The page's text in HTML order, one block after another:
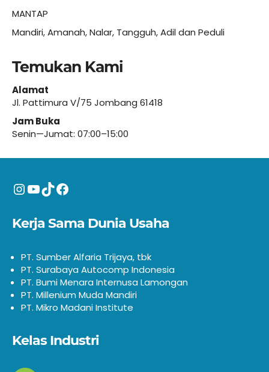
MANTAP
Mandiri, Amanah, Nalar, Tangguh, Adil dan Peduli
Temukan Kami
Alamat
Jl. Pattimura V/75 Jombang 61418
Jam Buka
Senin—Jumat: 07:00–15:00
Instagram
YouTube
TikTokFacebook
Kerja Sama Dunia Usaha
PT. Sumber Alfaria Trijaya, tbk
PT. Surabaya Autocomp Indonesia
PT. Bumi Menara Internusa Lamongan
PT. Millenium Muda Mandiri
PT. Mikro Madani Institute
Kelas Industri